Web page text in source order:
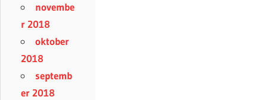
novembe
r 2018
oktober
2018
septemb
er 2018